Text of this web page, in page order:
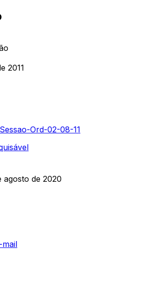
2011
Ord-02-08-11
agosto de 2020
mail